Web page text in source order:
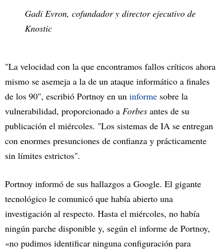
Gadi Evron, cofundador y director ejecutivo de
Knostic
"La velocidad con la que encontramos fallos críticos ahora
mismo se asemeja a la de un ataque informático a finales
de los 90", escribió Portnoy en un informe sobre la
vulnerabilidad, proporcionado a Forbes antes de su
publicación el miércoles. "Los sistemas de IA se entregan
con enormes presunciones de confianza y prácticamente
sin límites estrictos".
Portnoy informó de sus hallazgos a Google. El gigante
tecnológico le comunicó que había abierto una
investigación al respecto. Hasta el miércoles, no había
ningún parche disponible y, según el informe de Portnoy,
«no pudimos identificar ninguna configuración para